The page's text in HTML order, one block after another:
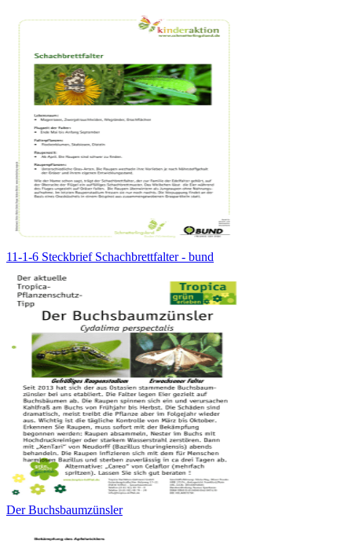
11-1-6 Steckbrief Schachbrettfalter - bund
Der Buchsbaumzünsler